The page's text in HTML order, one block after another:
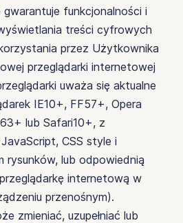
funkcjonalności i
treści cyfrowych
przez Użytkownika
przeglądarki internetowej
uważa się aktualne
IE10+, FF57+, Opera
lub Safari10+, z
CSS style i
rysunków, lub odpowiednią
internetową w
przenośnym).
zmieniać, uzupełniać lub